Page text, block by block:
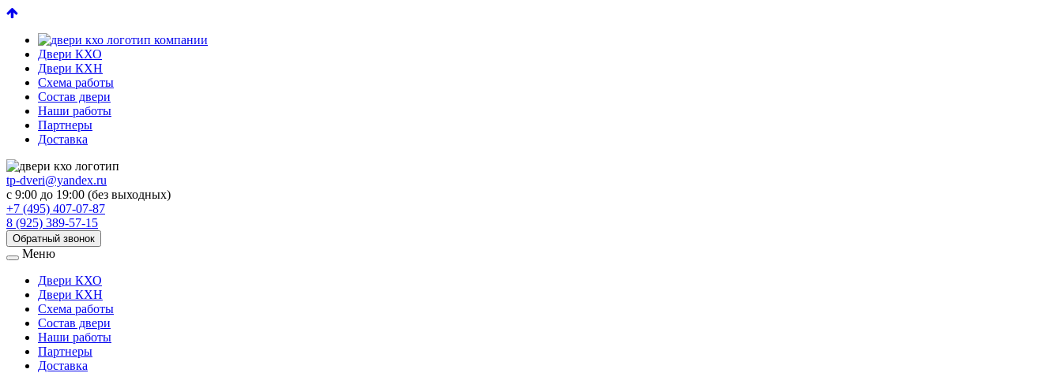
Двери КХО
Двери КХН
Схема работы
Состав двери
Наши работы
Партнеры
Доставка
tp-dveri@yandex.ru
с 9:00 до 19:00 (без выходных)
+7 (495) 407-07-87
8 (925) 389-57-15
Обратный звонок
Меню
Двери КХО
Двери КХН
Схема работы
Состав двери
Наши работы
Партнеры
Доставка